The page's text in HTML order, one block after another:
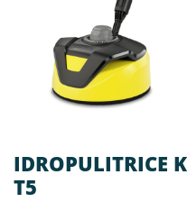
IDROPULITRICE
T5